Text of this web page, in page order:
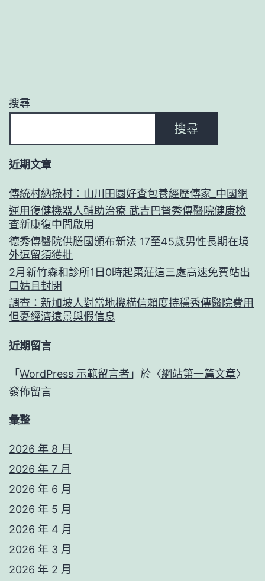
搜尋
搜尋
近期文章
傳統村納祿村：山川田園好查包養經歷傳家_中國網
運用復健機器人輔助治療 武吉巴督秀傳醫院健康檢
查新康復中間啟用
德秀傳醫院供膳國頒布新法 17至45歲男性長期在境
外逗留須獲批
2月新竹森和診所1日0時起棗莊這三處高速免費站出
口姑且封閉
調查：新加坡人對當地機構信賴度持穩秀傳醫院費用
但憂經濟遠景與假信息
近期留言
「 WordPress 示範留言者 」於〈網站第一篇文章〉
發佈留言
彙整
2026 年 8 月
2026 年 7 月
2026 年 6 月
2026 年 5 月
2026 年 4 月
2026 年 3 月
2026 年 2 月